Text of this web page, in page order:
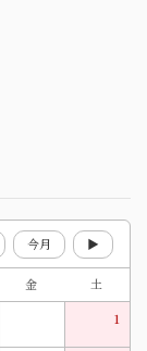
今月 ▶
金
土
1